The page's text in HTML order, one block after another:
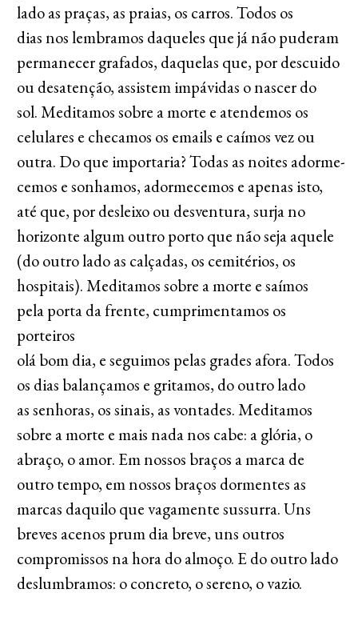
lado as praças, as praias, os carros. Todos os
dias nos lembramos daqueles que já não puderam
permanecer grafados, daquelas que, por descuido
ou desatenção, assistem impávidas o nascer do
sol. Meditamos sobre a morte e atendemos os
celulares e checamos os emails e caímos vez ou
outra. Do que importaria? Todas as noites adorme-
cemos e sonhamos, adormecemos e apenas isto,
até que, por desleixo ou desventura, surja no
horizonte algum outro porto que não seja aquele
(do outro lado as calçadas, os cemitérios, os
hospitais). Meditamos sobre a morte e saímos
pela porta da frente, cumprimentamos os
porteiros
olá bom dia, e seguimos pelas grades afora. Todos
os dias balançamos e gritamos, do outro lado
as senhoras, os sinais, as vontades. Meditamos
sobre a morte e mais nada nos cabe: a glória, o
abraço, o amor. Em nossos braços a marca de
outro tempo, em nossos braços dormentes as
marcas daquilo que vagamente sussurra. Uns
breves acenos prum dia breve, uns outros
compromissos na hora do almoço. E do outro lado
deslumbramos: o concreto, o sereno, o vazio.